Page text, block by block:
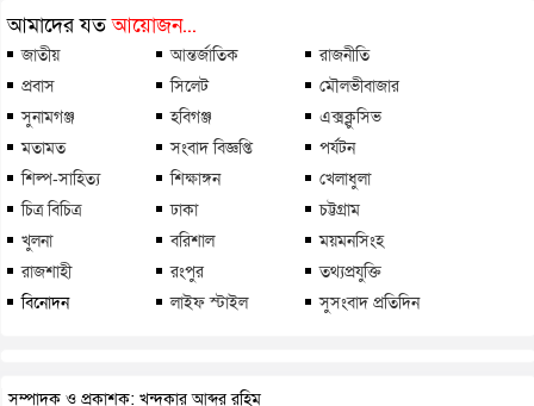
আমাদের যতআয়োজন...
জাতীয় আন্তর্জাতিক
রাজনীতি
প্রবাস
সিলেট
মৌলভীবাজার
সুনামগঞ্জ
হবিগঞ্জ
এক্সক্লুসিভ
মতামত
সংবাদ বিজ্ঞপ্তি
পর্যটন
শিল্প-সাহিত্য
শিক্ষাঙ্গন
খেলাধুলা
চিত্র বিচিত্র
ঢাকা
চট্টগ্রাম
খুলনা
বরিশাল
ময়মনসিংহ
রাজশাহী
রংপুর
তথ্যপ্রযুক্তি
বিনোদন
লাইফ স্টাইল সুসংবাদ প্রতিদিন
সম্পাদক ও প্রকাশক: খন্দকার আব্দুর রহিম